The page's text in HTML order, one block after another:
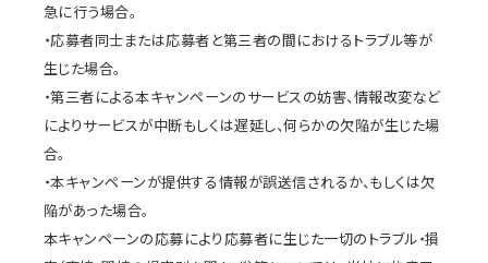
急に行う場合。
・応募者同士または応募者と第三者の間におけるトラブル等が
生じた場合。
・第三者による本キャンペーンのサービスの妨害、情報改変など
によりサービスが中断もしくは遅延し、何らかの欠陥が生じた場
合。
・本キャンペーンが提供する情報が誤送信されるか、もしくは欠
陥があった場合。
本キャンペーンの応募により応募者に生じた一切のトラブル・損